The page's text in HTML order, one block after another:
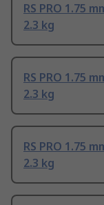
RS PRO 1.75
2.3 kg
RS PRO 1.75
2.3 kg
RS PRO 1.75
2.3 kg